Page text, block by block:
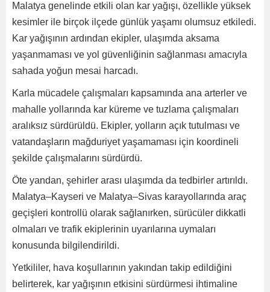
Malatya genelinde etkili olan kar yağışı, özellikle yüksek
kesimler ile birçok ilçede günlük yaşamı olumsuz etkiledi.
Kar yağışının ardından ekipler, ulaşımda aksama
yaşanmaması ve yol güvenliğinin sağlanması amacıyla
sahada yoğun mesai harcadı.
Karla mücadele çalışmaları kapsamında ana arterler ve
mahalle yollarında kar küreme ve tuzlama çalışmaları
aralıksız sürdürüldü. Ekipler, yolların açık tutulması ve
vatandaşların mağduriyet yaşamaması için koordineli
şekilde çalışmalarını sürdürdü.
Öte yandan, şehirler arası ulaşımda da tedbirler artırıldı.
Malatya–Kayseri ve Malatya–Sivas karayollarında araç
geçişleri kontrollü olarak sağlanırken, sürücüler dikkatli
olmaları ve trafik ekiplerinin uyarılarına uymaları
konusunda bilgilendirildi.
Yetkililer, hava koşullarının yakından takip edildiğini
belirterek, kar yağışının etkisini sürdürmesi ihtimaline